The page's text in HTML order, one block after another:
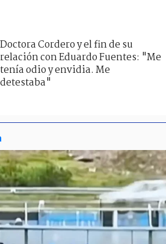
Doctora Cordero y el fin de su
relación con Eduardo Fuentes: "Me
tenía odio y envidia. Me
detestaba"